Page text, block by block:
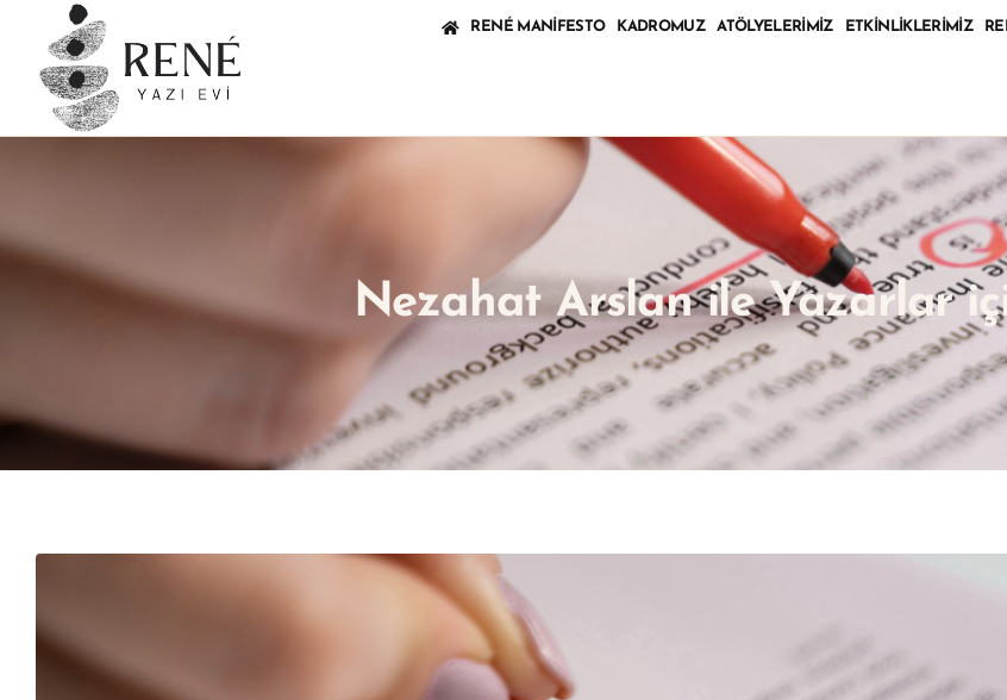
RENÉ MANIFESTO KADROMUZ ATÖLYELERIMIZ ETKINLIKLERIMIZ
Nezahat Arslan ile Yazarlar